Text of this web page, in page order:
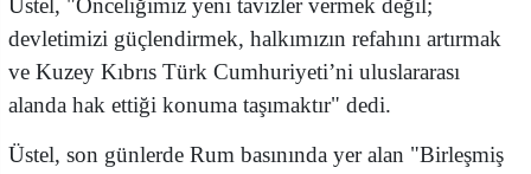
Üstel, "Önceliğimiz yeni tavizler vermek değil;
devletimizi güçlendirmek, halkımızın refahını artırmak
ve Kuzey Kıbrıs Türk Cumhuriyeti’ni uluslararası
alanda hak ettiği konuma taşımaktır" dedi.
Üstel, son günlerde Rum basınında yer alan "Birleşmiş